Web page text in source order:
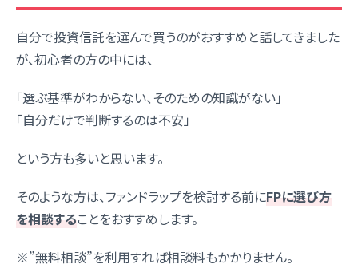
自分で投資信託を選んで買うのがおすすめと話してきました
が、初心者の方の中には、
「選ぶ基準がわからない、そのための知識がない」
「自分だけで判断するのは不安」
という方も多いと思います。
そのような方は、ファンドラップを検討する前にFPに選び方
を相談することをおすすめします。
※”無料相談”を利用すれば相談料もかかりません。